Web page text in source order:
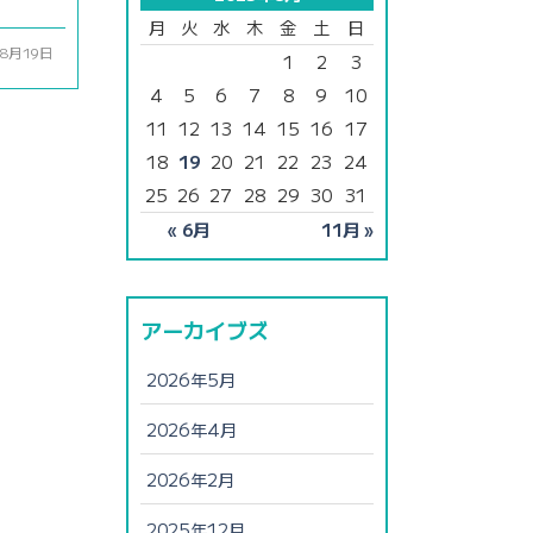
月19日
月
火 水 木 金 土 日
« 6月 11月 »
1 2
3
4
5 6 7 8 9
10
11 12 13 14 15 16 17
18 19 20 21 22 23 24
25 26 27 28 29 30 31
アーカイブズ
2026年5月
2026年4月
2026年2月